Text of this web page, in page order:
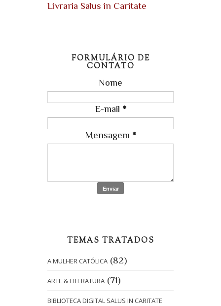
Livraria Salus in Caritate
FORMULÁRIO DE
CONTATO
Nome
E-mail *
Mensagem *
TEMAS TRATADOS
A MULHER CATÓLICA (82)
ARTE & LITERATURA (71)
BIBLIOTECA DIGITAL SALUS IN CARITATE